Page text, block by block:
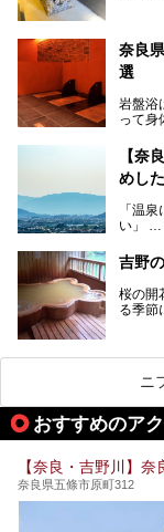
中心部
サウナ
奈良
奈良
選
岩盤浴
って身
果だ
待で
オスス
【奈
めし
「温
い」
そんな
お宿に
まとま
芯ま
今回は
したい
吉野
桜の開
る季節
まれる
りま
す。ま
コの世
開湯
今回
ニ
おすすめのア
【奈良・吉野川】
奈良県五條市原町312